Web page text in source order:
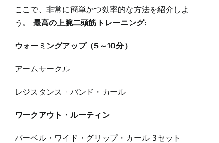
ここで、非常に簡単かつ効率的な方法を紹介しよ
う。 最高の上腕二頭筋トレーニング:
ウォーミングアップ（5～10分）
アームサークル
レジスタンス・バンド・カール
ワークアウト・ルーティン
バーベル・ワイド・グリップ・カール 3セット